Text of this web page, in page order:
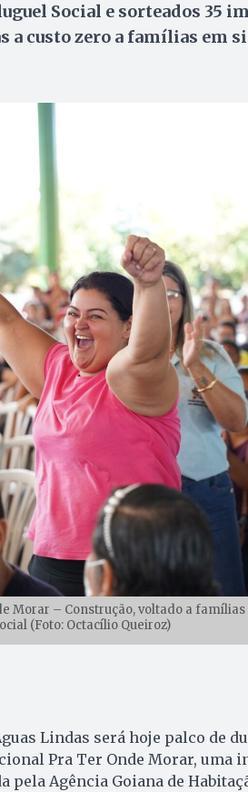
Social e sorteados 35
a custo zero a famílias em
Morar – Construção, voltado a
(Foto: Octacílio Queiroz)
Lindas será hoje palco de
Pra Ter Onde Morar, uma
pela Agência Goiana de